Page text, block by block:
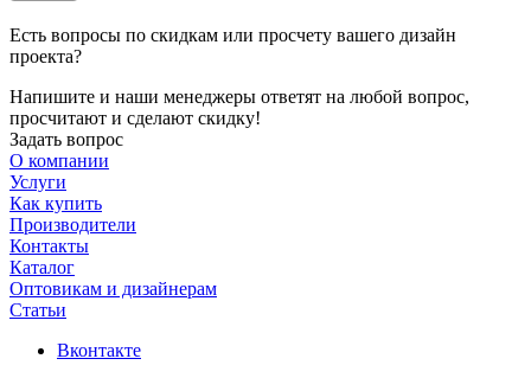
Есть вопросы по скидкам или просчету вашего дизайн
проекта?
Напишите и наши менеджеры ответят на любой вопрос,
просчитают и сделают скидку!
Задать вопрос
О компании
Услуги
Как купить
Производители
Контакты
Каталог
Оптовикам и дизайнерам
Статьи
Вконтакте